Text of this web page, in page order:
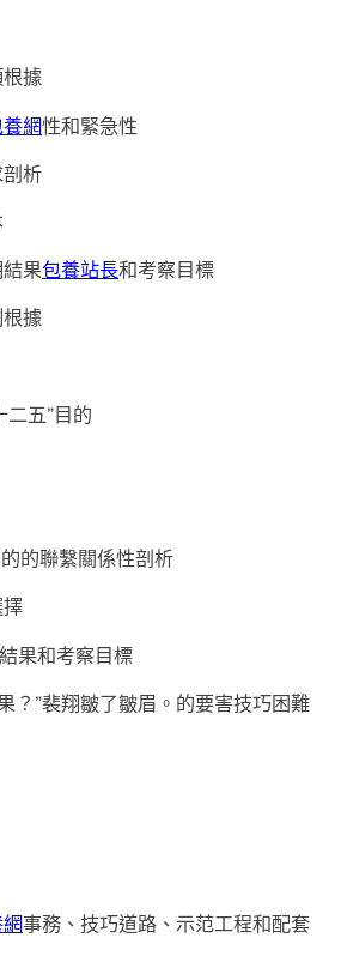
據
網性和緊急性
剖析
果包養站長和考察目標
據
二五”目的
的的聯繫關係性剖析
擇
結果和考察目標
？”裴翔皺了皺眉。的要害技巧困難
事務、技巧道路、示范工程和配套